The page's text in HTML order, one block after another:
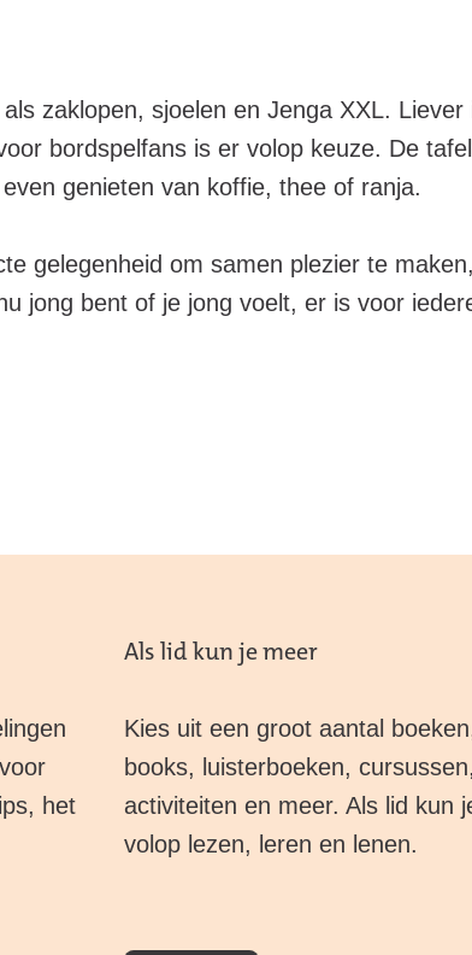
zaklopen, sjoelen en Jenga XXL.
bordspelfans is er volop keuze. De
genieten van koffie, thee of ranja.
gelegenheid om samen plezier te
jong bent of je jong voelt, er is voor
het
Als lid kun je meer
Kies uit een groot aantal
books, luisterboeken, cursussen,
activiteiten en meer. Als lid kun
volop lezen, leren en lenen.